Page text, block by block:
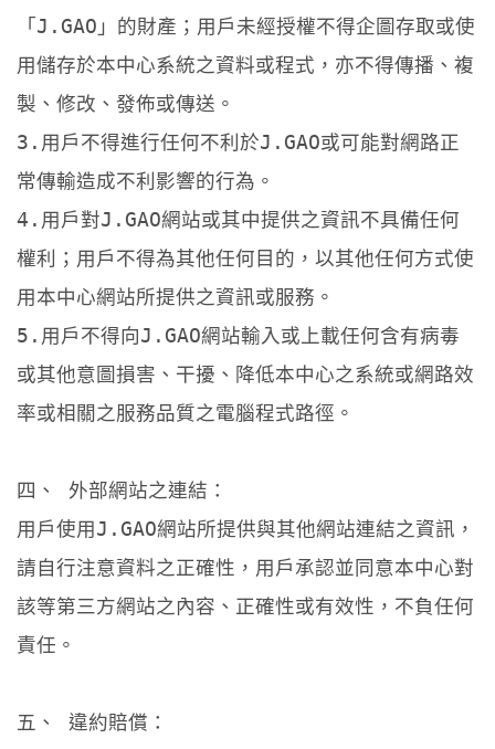
「J.GAO」的財產；用戶未經授權不得企圖存取或使
用儲存於本中心系統之資料或程式，亦不得傳播、複
製、修改、發佈或傳送。
3.用戶不得進行任何不利於J.GAO或可能對網路正
常傳輸造成不利影響的行為。
4.用戶對J.GAO網站或其中提供之資訊不具備任何
權利；用戶不得為其他任何目的，以其他任何方式使
用本中心網站所提供之資訊或服務。
5.用戶不得向J.GAO網站輸入或上載任何含有病毒
或其他意圖損害、干擾、降低本中心之系統或網路效
率或相關之服務品質之電腦程式路徑。
四、 外部網站之連結：
用戶使用J.GAO網站所提供與其他網站連結之資訊，
請自行注意資料之正確性，用戶承認並同意本中心對
該等第三方網站之內容、正確性或有效性，不負任何
責任。
五、 違約賠償：